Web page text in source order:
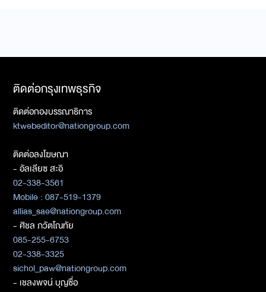
ติดต่อกรุงเทพธุรกิจ
ติดต่อกองบรรณาธิการ
ktwebeditor@nationgroup.com
ติดต่อลงโฆษณา
- อัลเลียซ สะอิ
02-338-3561
Mobile : 087-519-1379
allias_sae@nationgroup.com
- ศิชล ภวัตโณทัย
085-255-6753
02-338-3325
sichol_paw@nationgroup.com
- เชลงพจน์ บุญซื่อ